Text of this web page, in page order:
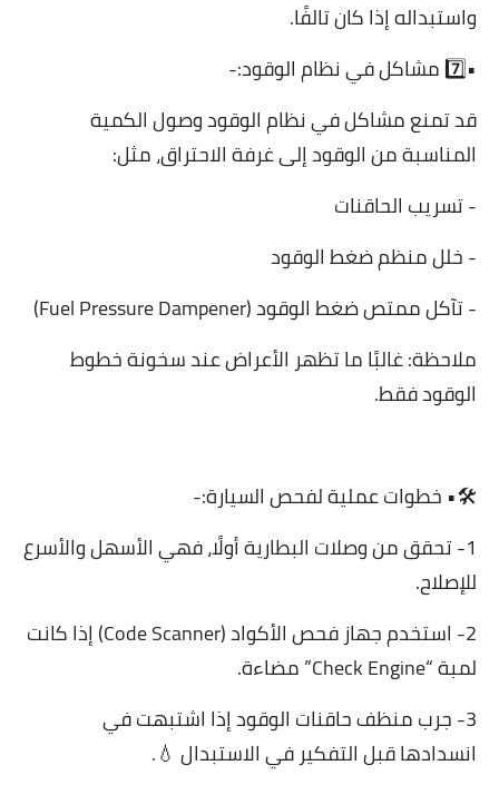
واستبداله إذا كان تالفًا.
•7️⃣ مشاكل في نظام الوقود:-
قد تمنع مشاكل في نظام الوقود وصول الكمية
المناسبة من الوقود إلى غرفة الاحتراق، مثل:
- تسريب الحاقنات
- خلل منظم ضغط الوقود
- تآكل ممتص ضغط الوقود (Fuel Pressure Dampener)
ملاحظة: غالبًا ما تظهر الأعراض عند سخونة خطوط
الوقود فقط.
🛠• خطوات عملية لفحص السيارة:-
1- تحقق من وصلات البطارية أولًا، فهي الأسهل والأسرع
للإصلاح.
2- استخدم جهاز فحص الأكواد (Code Scanner) إذا كانت
لمبة “Check Engine” مضاءة.
3- جرب منظف حاقنات الوقود إذا اشتبهت في
انسدادها قبل التفكير في الاستبدال 💧.